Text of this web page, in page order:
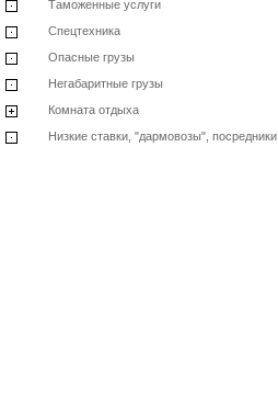
Таможенные услуги
Спецтехника
Опасные грузы
Негабаритные грузы
Комната отдыха
Низкие ставки, "дармовозы", посредники